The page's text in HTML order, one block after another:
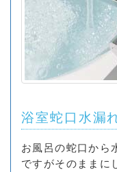
浴室蛇口水漏
お風呂の蛇口から
ですがそのままに